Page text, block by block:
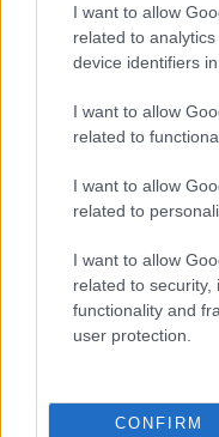
I want to allow
related to
device identifiers in
I want to allow
related to
I want to allow
related to
I want to allow
related to security,
functionality and
user protection.
CONFIRM
Event 4:25.
30.
– Bedřichov,
Event 6: 1.
Event 7:1.
Mora, Sverige,
Event 8:7.
ITT Kvinner–
Event 9:8.
ITT Menn–
Norge, 54 km